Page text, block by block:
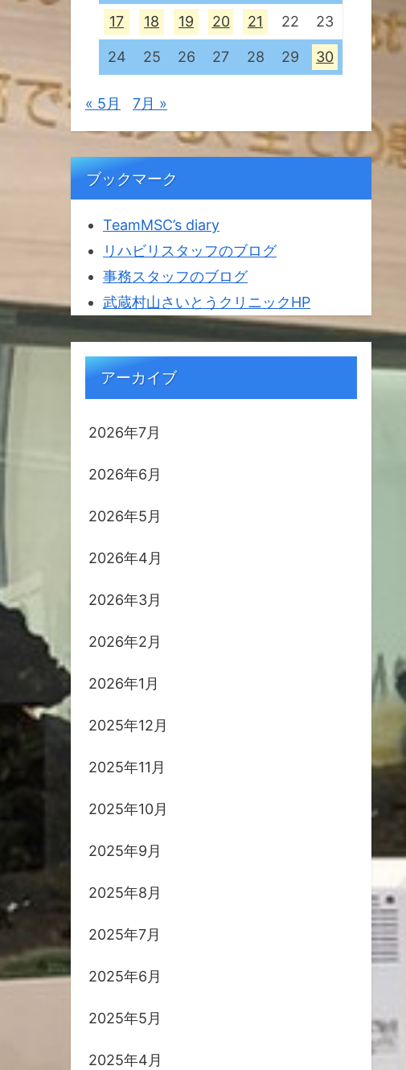
17 18 19 20 21 22 23
24 25 26 27 28 29 30
« 5月 7月 »
ブックマーク
TeamMSC’s diary
リハビリスタッフのブログ
事務スタッフのブログ
武蔵村山さいとうクリニックHP
アーカイブ
2026年7月
2026年6月
2026年5月
2026年4月
2026年3月
2026年2月
2026年1月
2025年12月
2025年11月
2025年10月
2025年9月
2025年8月
2025年7月
2025年6月
2025年5月
2025年4月